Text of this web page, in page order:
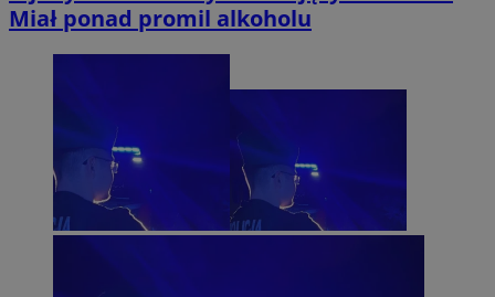
Miał ponad promil alkoholu